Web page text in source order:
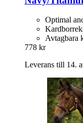
Optimal
Avtagbara
778 kr
Leverans till 14.